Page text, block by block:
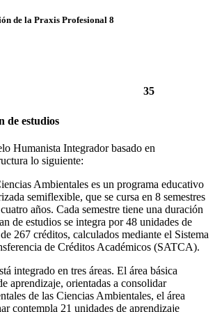
de la Praxis Profesional 8
35
de estudios
Humanista Integrador basado en
lo siguiente:
Ambientales es un programa educativo
semiflexible, que se cursa en 8 semestres
años. Cada semestre tiene una duración
de estudios se integra por 48 unidades de
267 créditos, calculados mediante el Sistema
de Créditos Académicos (SATCA).
integrado en tres áreas. El área básica
aprendizaje, orientadas a consolidar
de las Ciencias Ambientales, el área
contempla 21 unidades de aprendizaje